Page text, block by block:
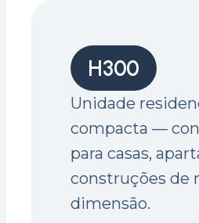
H300
Unidade
compacta —
para casas,
construções de
dimensão.